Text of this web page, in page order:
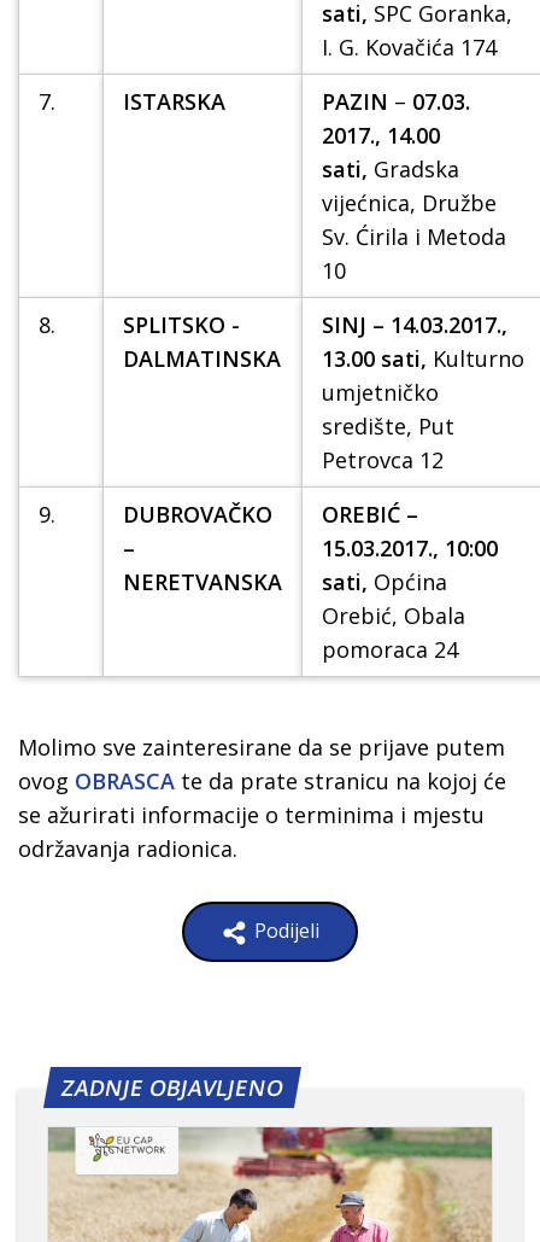
sati, SPC Goranka,
I. G. Kovačića 174
7.
ISTARSKA PAZIN – 07.03.
2017., 14.00
sati, Gradska
vijećnica, Družbe
Sv. Ćirila i Metoda
10
8.
SPLITSKO -
DALMATINSKA
SINJ – 14.03.2017.,
13.00 sati, Kulturno
umjetničko
središte, Put
Petrovca 12
9.
DUBROVAČKO
–
NERETVANSKA
OREBIĆ –
15.03.2017., 10:00
sati, Općina
Orebić, Obala
pomoraca 24
Molimo sve zainteresirane da se prijave putem
ovog OBRASCA te da prate stranicu na kojoj će
se ažurirati informacije o terminima i mjestu
održavanja radionica.
Podijeli
ZADNJE OBJAVLJENO